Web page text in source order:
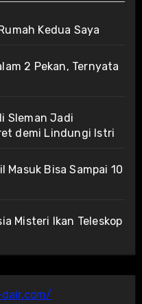
Kedua Saya
2 Pekan, Ternyata
Sleman Jadi
demi Lindungi Istri
Masuk Bisa Sampai 10
Misteri Ikan Teleskop